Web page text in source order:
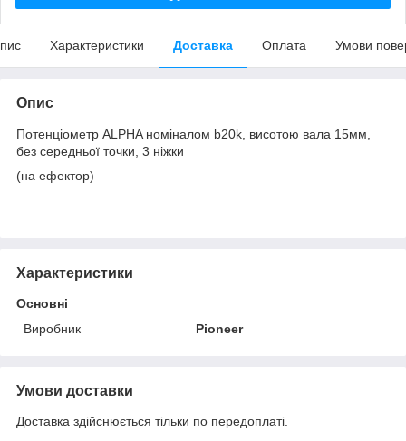
Характеристики Доставка Оплата Умови
Опис
Потенціометр ALPHA номіналом b20k, висотою вала 15мм,
без середньої точки, 3 ніжки
(на ефектор)
Характеристики
Основні
Виробник
Pioneer
Умови доставки
Доставка здійснюється тільки по передоплаті.